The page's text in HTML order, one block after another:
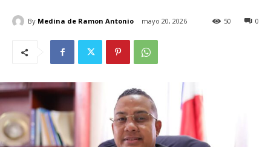
By Medina de Ramon Antonio mayo 20, 2026 0
50